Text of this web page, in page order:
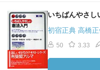
いちばんやさし
初宿正典 高橋
50 3.33